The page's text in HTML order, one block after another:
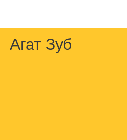
содержимому
Агат Зуб